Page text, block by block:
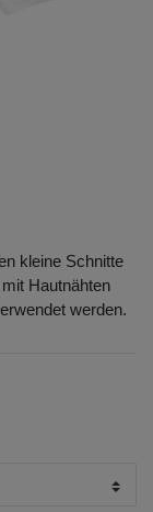
kleine Schnitte
Hautnähten
werden.